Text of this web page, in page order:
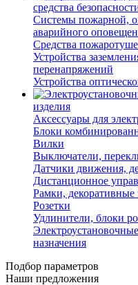
средства
Системы пожарной,
аварийного
Средства
Устройства
перенапряжений
Устройства
изделия
Аксессуары для
Блоки
Вилки
Выключатели,
Датчики движения,
Дистанционное
Рамки,
Розетки
Удлинители, блоки
назначения
Подбор параметров
Наши предложения